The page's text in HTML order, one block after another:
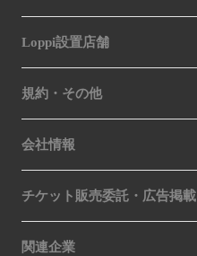
Loppi設置店舗
規約・その他
会社情報
チケット販売委託・広告掲載
関連企業